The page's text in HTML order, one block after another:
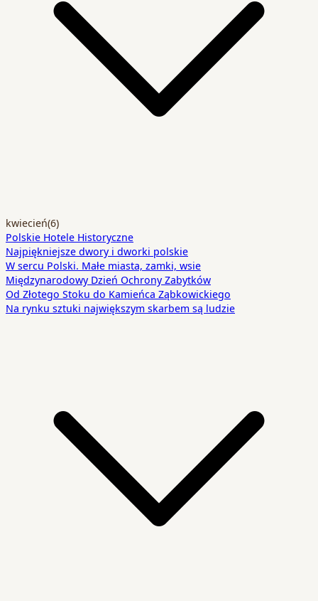
kwiecień(6)
Polskie Hotele Historyczne
Najpiękniejsze dwory i dworki polskie
W sercu Polski. Małe miasta, zamki, wsie
Międzynarodowy Dzień Ochrony Zabytków
Od Złotego Stoku do Kamieńca Ząbkowickiego
Na rynku sztuki największym skarbem są ludzie